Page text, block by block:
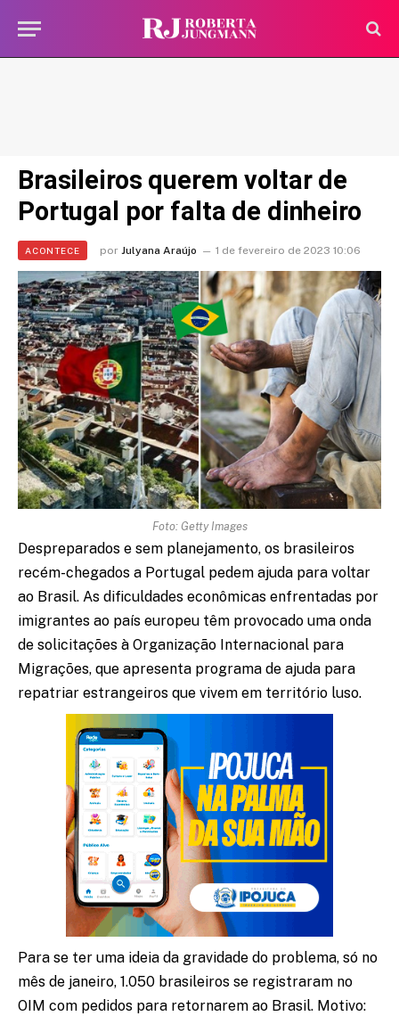
Brasileiros querem voltar de
Portugal por falta de dinheiro
ACONTECE por Julyana Araújo 1 de fevereiro de 2023 10:06
Foto: Getty Images
Despreparados e sem planejamento, os brasileiros
recém-chegados a Portugal pedem ajuda para voltar
ao Brasil. As dificuldades econômicas enfrentadas por
imigrantes ao país europeu têm provocado uma onda
de solicitações à Organização Internacional para
Migrações, que apresenta programa de ajuda para
repatriar estrangeiros que vivem em território luso.
Para se ter uma ideia da gravidade do problema, só no
mês de janeiro, 1.050 brasileiros se registraram no
OIM com pedidos para retornarem ao Brasil. Motivo: